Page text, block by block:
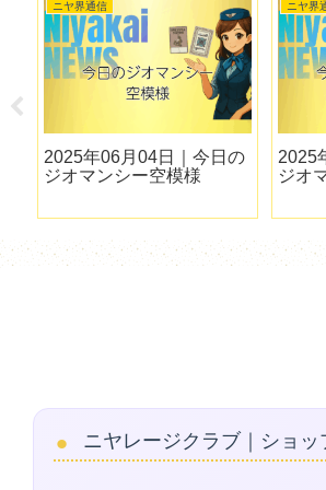
ニヤ界通信
2025年06月04日｜今日の
ジオマンシー空模様
ニヤ界
2025
ジオ
ニヤレージクラブ｜ショッ